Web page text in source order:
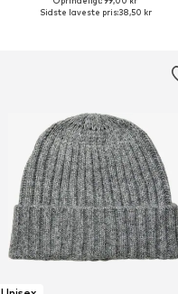
Tilgængelige størrelser: 55-60
Sidste laveste pris:38,50 kr